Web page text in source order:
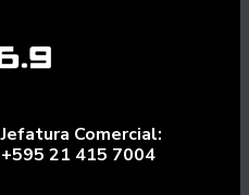
Jefatura Comercial:
+595 21 415 7004